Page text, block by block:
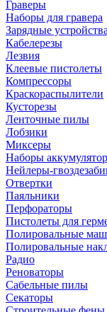
Граверы
Наборы для гравера
Зарядные
Кабелерезы
Лезвия
Клеевые пистолеты
Компрессоры
Краскораспылители
Кусторезы
Ленточные пилы
Лобзики
Миксеры
Наборы
Нейлеры-
Отвертки
Паяльники
Перфораторы
Пистолеты для
Полировальные
Полировальные
Радио
Реноваторы
Сабельные пилы
Секаторы